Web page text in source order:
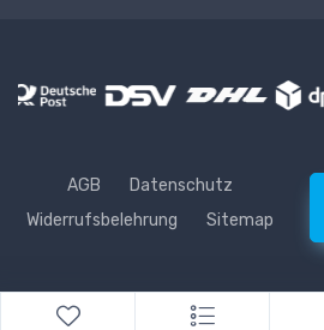
AGB
Datenschutz
Widerrufsbelehrung
Sitemap
* Alle Preise inkl. gesetzlicher USt., zzgl.